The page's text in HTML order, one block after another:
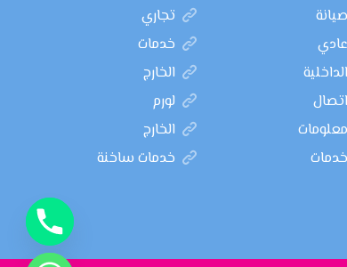
صيانة
تجاري
عادي
خدمات
الداخلية
الخارج
اتصال
لورم
معلومات
الخارج
خدمات
خدمات ساخنة